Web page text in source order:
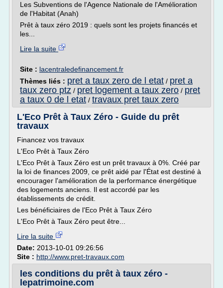
Les Subventions de l'Agence Nationale de l'Amélioration
de l'Habitat (Anah)
Prêt à taux zéro 2019 : quels sont les projets financés et
les...
Lire la suite
Site : lacentraledefinancement.fr
Thèmes liés : pret a taux zero de l etat / pret a
taux zero ptz / pret logement a taux zero / pret
a taux 0 de l etat / travaux pret taux zero
L'Eco Prêt à Taux Zéro - Guide du prêt
travaux
Financez vos travaux
L'Eco Prêt à Taux Zéro
L'Eco Prêt à Taux Zéro est un prêt travaux à 0%. Créé par
la loi de finances 2009, ce prêt aidé par l'État est destiné à
encourager l'amélioration de la performance énergétique
des logements anciens. Il est accordé par les
établissements de crédit.
Les bénéficiaires de l'Eco Prêt à Taux Zéro
L'Eco Prêt à Taux Zéro peut être...
Lire la suite
Date: 2013-10-01 09:26:56
Site : http://www.pret-travaux.com
les conditions du prêt à taux zéro -
lepatrimoine.com